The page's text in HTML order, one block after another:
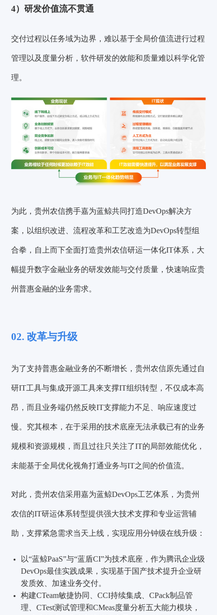
4）研发价值流不贯通
交付过程以任务域为边界，难以基于全局价值流进行过程
管理以及度量分析，软件研发的效能和质量难以科学化管
理。
为此，贵州农信携手嘉为蓝鲸共同打造DevOps解决方
案，以组织改进、流程改革和工艺改造为DevOps转型组
合拳，自上而下全面打造贵州农信研运一体化IT体系，大
幅提升数字金融业务的研发效能与交付质量，快速响应贵
州普惠金融的业务需求。
02. 改革与升级
为了支持普惠金融业务的不断增长，贵州农信原先通过自
研IT工具与集成开源工具来支撑IT组织转型，不仅成本高
昂，而且业务端仍然反映IT支撑能力不足、响应速度过
慢。究其根本，在于采用的技术底座无法承载已有的业务
规模和资源规模，而且过往只关注了IT的局部效能优化，
未能基于全局优化视角打通业务与IT之间的价值流。
对此，贵州农信采用嘉为蓝鲸DevOps工艺体系，为贵州
农信的IT研运体系转型提供强大技术支撑和专业运营辅
助，支撑紧急需求当天上线，实现应用分钟级在线升级：
以“蓝鲸PaaS”与“蓝盾CI”为技术底座，作为腾讯企业级
DevOps最佳实践成果，实现基于国产技术提升企业研
发质效、加速业务交付。
构建CTeam敏捷协同、CCI持续集成、CPack制品管
理、CTest测试管理和CMeas度量分析五大能力模块，